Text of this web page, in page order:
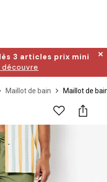
3 articles prix mini
découvre
✕
Maillot de bain Maillot de